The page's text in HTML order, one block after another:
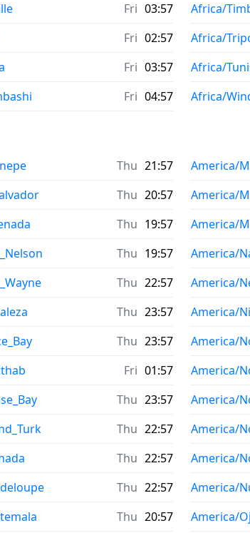
Fri 03:57
Fri 02:57
Fri 03:57
Fri 04:57
Africa/
Africa/
Africa/
Africa/
Thu 21:57
Thu 20:57
Thu 19:57
Thu 19:57
Thu 22:57
Thu 23:57
Thu 23:57
Fri 01:57
Thu 23:57
Thu 22:57
Thu 22:57
Thu 22:57
Thu 20:57
America/
America/
America/
America/
America/
America/
America/
America/
America/
America/
America/
America/
America/